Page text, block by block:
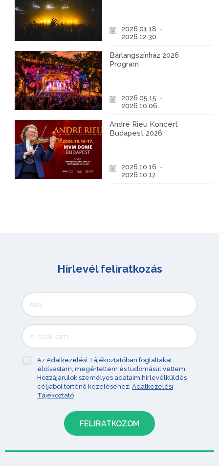
2026.01.18. -
2026.12.30.
Barlangszínház 2026
Program
2026.05.15. -
2026.10.06.
André Rieu Koncert
Budapest 2026
2026.10.16. -
2026.10.17.
Hírlevél feliratkozás
Az Adatkezelési Tájékoztatóban foglaltakat
elolvastam, megértettem és tudomásul vettem.
Hozzájárulok személyes adataim hírlevélküldés
céljából történő kezeléséhez. Adatkezelési
Tájékoztató